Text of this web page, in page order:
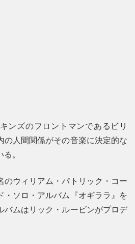
ンズのフロントマンであるビリ
の人間関係がその音楽に決定的な
。
のウィリアム・パトリック・コー
・ソロ・アルバム『オギララ』を
バムはリック・ルービンがプロデ